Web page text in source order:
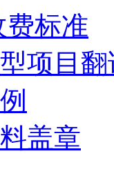
费标准
项目翻
盖章